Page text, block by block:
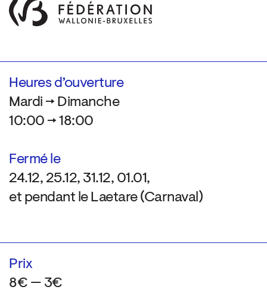
Heures d’ouverture
Mardi → Dimanche
10:00 → 18:00
Fermé le
24.12, 25.12, 31.12, 01.01,
et pendant le Laetare (Carnaval)
Prix
8€ — 3€